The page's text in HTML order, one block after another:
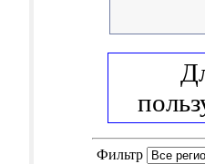
Фильтр